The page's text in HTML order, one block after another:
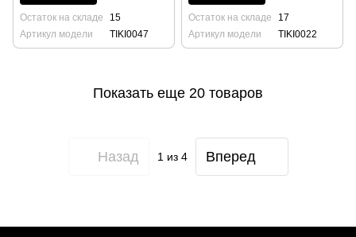
Остаток на складе
15
Артикул модели
TIKI0047
Остаток на складе
17
Артикул модели
TIKI0022
Показать еще 20 товаров
Назад 1из 4 Вперед